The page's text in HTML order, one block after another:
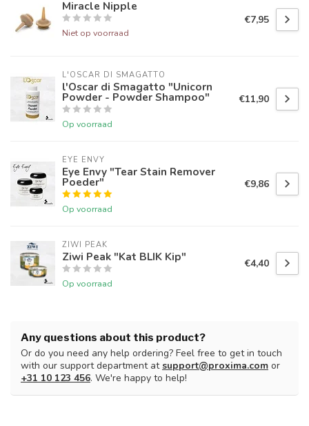
Miracle Nipple
Niet op voorraad
€7,95
L'OSCAR DI SMAGATTO
l'Oscar di Smagatto "Unicorn
Powder - Powder Shampoo"
Op voorraad
€11,90
EYE ENVY
Eye Envy "Tear Stain Remover
Poeder"
Op voorraad
€9,86
ZIWI PEAK
Ziwi Peak "Kat BLIK Kip"
Op voorraad
€4,40
Any questions about this product?
Or do you need any help ordering? Feel free to get in touch
with our support department atsupport@proxima.com or
+31 10 123 456. We're happy to help!